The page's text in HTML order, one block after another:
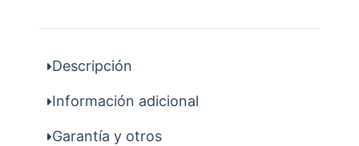
Descripción
Información adicional
Garantía y otros